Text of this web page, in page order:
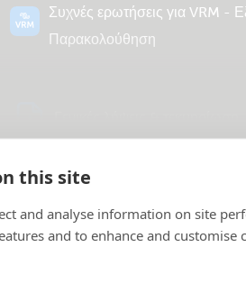
this site
and analyse information on site
and to enhance and customise
Συχνές ερωτήσεις για VRM -
Παρακολούθηση